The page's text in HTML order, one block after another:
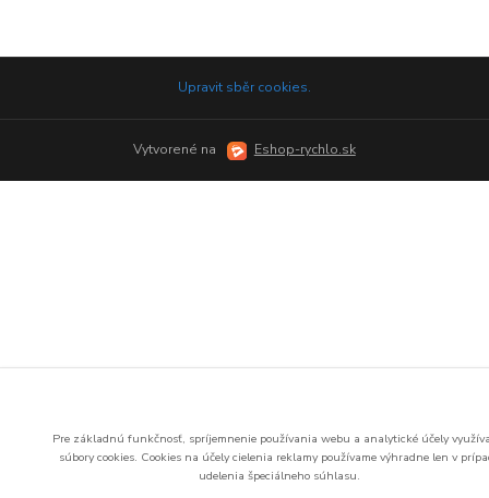
Upravit sběr cookies.
Vytvorené na Eshop-rychlo.sk
Pre základnú funkčnosť, spríjemnenie používania webu a analytické účely
súbory cookies. Cookies na účely cielenia reklamy používame výhradne len v
udelenia špeciálneho súhlasu.